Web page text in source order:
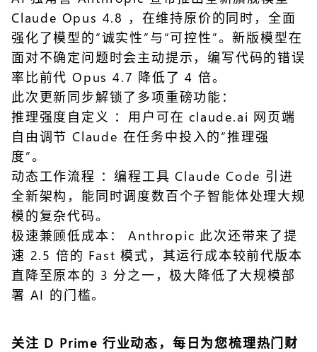
Claude Opus 4.8 ，在维持原价的同时，全面
强化了模型的“诚实性”与“可控性”。新版模型在
面对不确定问题时会主动提示，编写代码的错误
率比前代 Opus 4.7 降低了 4 倍。
此次更新同步解锁了多项重磅功能：
推理强度自定义 ：用户可在 claude.ai 网页端
自由调节 Claude 在任务中投入的“推理强
度”。
动态工作流程 ：编程工具 Claude Code 引进
全新架构，能同时调度数百个子智能体处理大规
模的复杂代码。
极速兼顾低成本： Anthropic 此次还带来了提
速 2.5 倍的 Fast 模式，其运行成本较前代版本
直降至原本的 3 分之一，极大降低了大规模部
署 AI 的门槛。
关注 D Prime 行业动态 ，每日为您梳理热门财